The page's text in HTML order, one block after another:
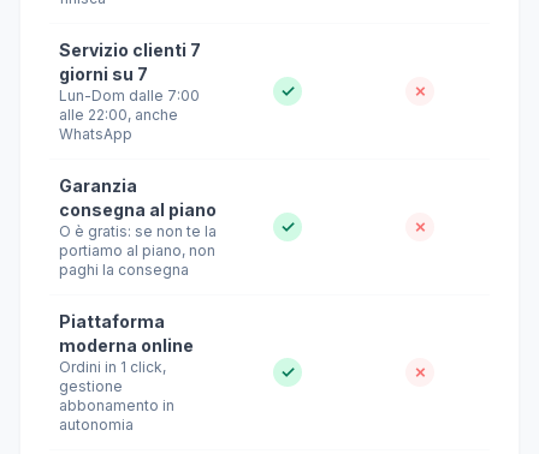
Servizio clienti 7
giorni su 7
Lun-Dom dalle 7:00
alle 22:00, anche
WhatsApp
✓ ✗
Garanzia
consegna al piano
O è gratis: se non te la
portiamo al piano, non
paghi la consegna
✓ ✗
Piattaforma
moderna online
Ordini in 1 click,
gestione
abbonamento in
autonomia
✓ ✗